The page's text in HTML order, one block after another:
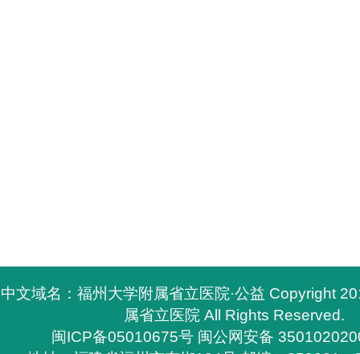
中文域名：福州大学附属省立医院·公益 Copyright
属省立医院 All Rights Reserved.
闽ICP备05010675号 闽公网安备